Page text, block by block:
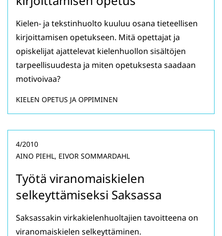
Kielen- ja tekstinhuolto kuuluu osana tieteellisen
kirjoittamisen opetukseen. Mitä opettajat ja
opiskelijat ajattelevat kielenhuollon sisältöjen
tarpeellisuudesta ja miten opetuksesta saadaan
motivoivaa?
KIELEN OPETUS JA OPPIMINEN
Työtä viranomaiskielen
selkeyttämiseksi Saksassa
4/2010
AINO PIEHL, EIVOR SOMMARDAHL
Saksassakin virkakielenhuoltajien tavoitteena on
viranomaiskielen selkeyttäminen.